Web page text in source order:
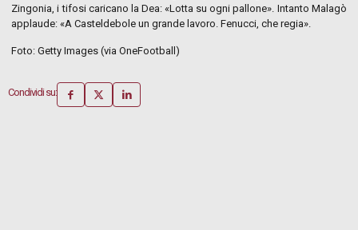
Zingonia, i tifosi caricano la Dea: «Lotta su ogni pallone». Intanto Malagò
applaude: «A Casteldebole un grande lavoro. Fenucci, che regia».
Foto: Getty Images (via OneFootball)
Condividi su: